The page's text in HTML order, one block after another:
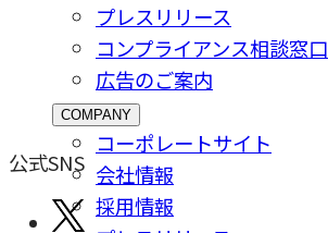
プレスリリース
コンプライアンス相談窓⼝
広告のご案内
COMPANY
コーポレートサイト
会社情報
採⽤情報
公式SNS